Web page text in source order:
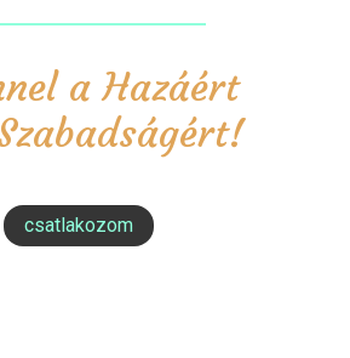
a Hazáért
csatlakozom